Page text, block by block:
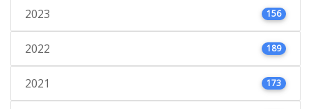
2023 156
2022 189
2021 173